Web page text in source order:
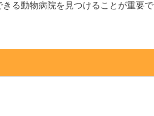
る動物病院を見つけることが重要で